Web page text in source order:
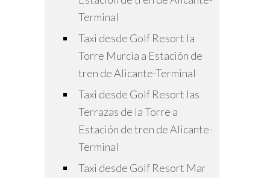
Terminal
Taxi desde Golf Resort la
Torre Murcia a Estación de
tren de Alicante-Terminal
Taxi desde Golf Resort las
Terrazas de la Torre a
Estación de tren de Alicante-
Terminal
Taxi desde Golf Resort Mar